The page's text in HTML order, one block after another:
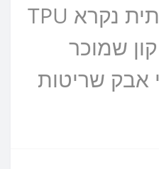
שבשפת התעשיתית נקרא TPU
שמוכר
אבק שריטות